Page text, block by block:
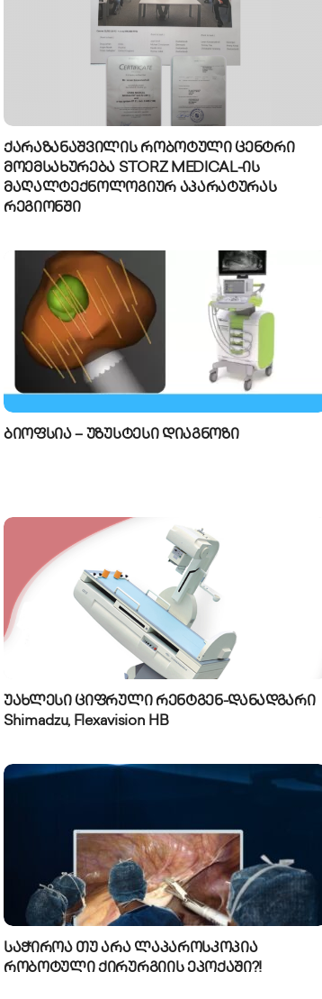
ქარაზანაშვილის რობოტული ცენტრი
მოემსახურება STORZ MEDICAL-ის
მაღალტექნოლოგიურ აპარატურას
რეგიონში
ბიოფსია – უზუსტესი დიაგნოზი
უახლესი ციფრული რენტგენ-დანადგარი
Shimadzu, Flexavision HB
საჭიროა თუ არა ლაპაროსკოპია
რობოტული ქირურგიის ეპოქაში?!